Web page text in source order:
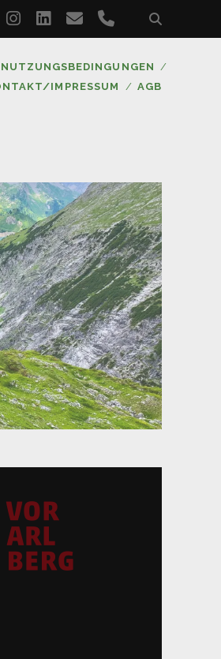
instagram
linkedin
emailphone
NUTZUNGSBEDINGUNGEN
IMPRESSUM AGB